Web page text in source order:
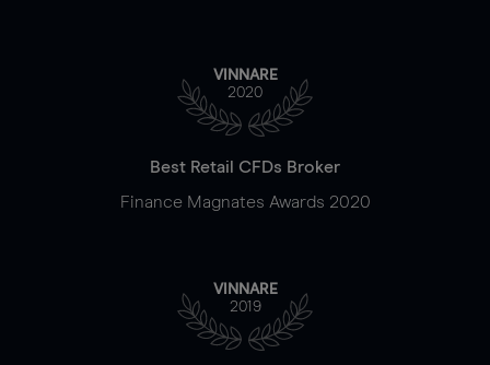
VINNARE
2020
Best Retail CFDs Broker
Finance Magnates Awards 2020
VINNARE
2019